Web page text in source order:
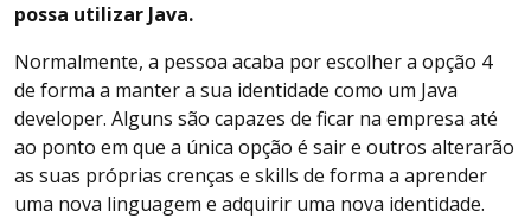
possa utilizar Java.
Normalmente, a pessoa acaba por escolher a opção 4
de forma a manter a sua identidade como um Java
developer. Alguns são capazes de ficar na empresa até
ao ponto em que a única opção é sair e outros alterarão
as suas próprias crenças e skills de forma a aprender
uma nova linguagem e adquirir uma nova identidade.